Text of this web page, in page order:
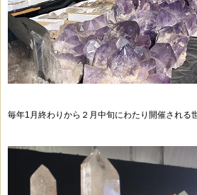
毎年1月終わりから２月中旬にわたり開催される